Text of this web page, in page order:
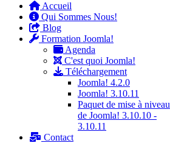
Accueil
Qui Sommes Nous!
Blog
Formation Joomla!
Agenda
C'est quoi Joomla!
Téléchargement
Joomla! 4.2.0
Joomla! 3.10.11
Paquet de mise à niveau
de Joomla! 3.10.10 -
3.10.11
Contact